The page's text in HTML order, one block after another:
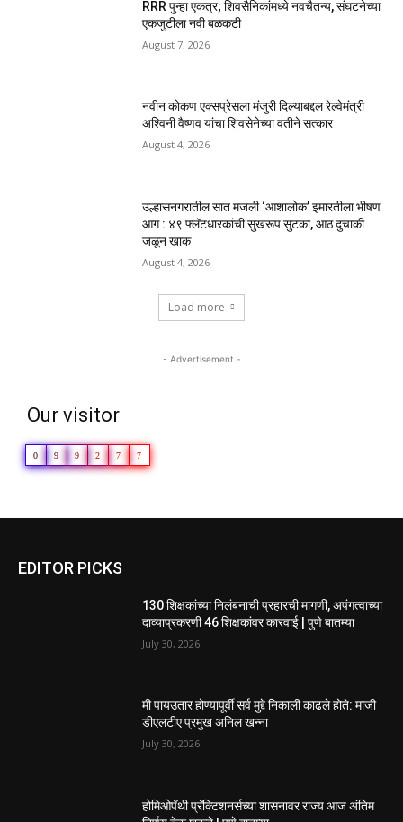
RRR पुन्हा एकत्र; शिवसैनिकांमध्ये नवचैतन्य, संघटनेच्या
एकजुटीला नवी बळकटी
August 7, 2026
नवीन कोकण एक्सप्रेसला मंजुरी दिल्याबद्दल रेल्वेमंत्री
अश्विनी वैष्णव यांचा शिवसेनेच्या वतीने सत्कार
August 4, 2026
उल्हासनगरातील सात मजली ‘आशालोक’ इमारतीला भीषण
आग : ४९ फ्लॅटधारकांची सुखरूप सुटका, आठ दुचाकी
जळून खाक
August 4, 2026
Load more
- Advertisement -
Our visitor
0 9 9 2 7 7
EDITOR PICKS
130 शिक्षकांच्या निलंबनाची प्रहारची मागणी, अपंगत्वाच्या
दाव्याप्रकरणी 46 शिक्षकांवर कारवाई | पुणे बातम्या
July 30, 2026
मी पायउतार होण्यापूर्वी सर्व मुद्दे निकाली काढले होते: माजी
डीएलटीए प्रमुख अनिल खन्ना
July 30, 2026
होमिओपॅथी प्रॅक्टिशनर्सच्या शासनावर राज्य आज अंतिम